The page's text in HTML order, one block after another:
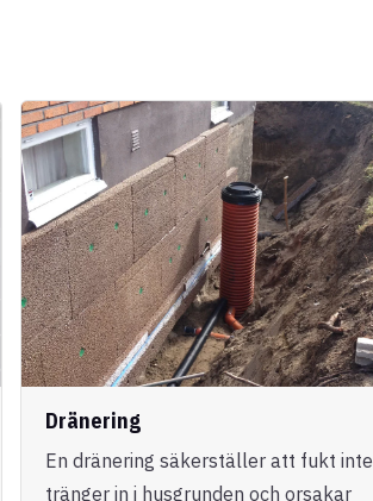
Dränering
En dränering säkerställer att fukt inte
tränger in i husgrunden och orsakar